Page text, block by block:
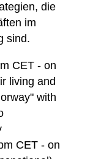
die
im
sind.
CET - on
living and
with
CET - on